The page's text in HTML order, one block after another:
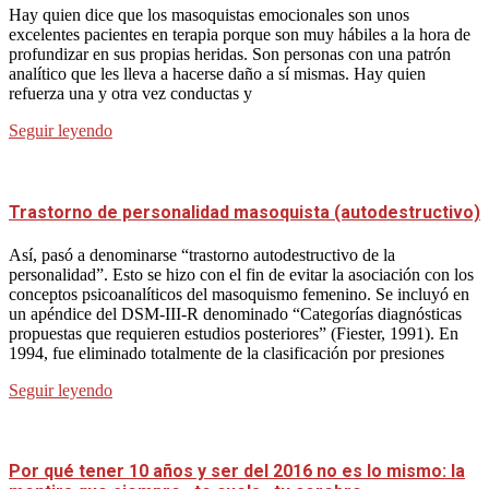
Hay quien dice que los masoquistas emocionales son unos
excelentes pacientes en terapia porque son muy hábiles a la hora de
profundizar en sus propias heridas. Son personas con una patrón
analítico que les lleva a hacerse daño a sí mismas. Hay quien
refuerza una y otra vez conductas y
Seguir leyendo
Trastorno de personalidad masoquista (autodestructivo)
Así, pasó a denominarse “trastorno autodestructivo de la
personalidad”. Esto se hizo con el fin de evitar la asociación con los
conceptos psicoanalíticos del masoquismo femenino. Se incluyó en
un apéndice del DSM-III-R denominado “Categorías diagnósticas
propuestas que requieren estudios posteriores” (Fiester, 1991). En
1994, fue eliminado totalmente de la clasificación por presiones
Seguir leyendo
Por qué tener 10 años y ser del 2016 no es lo mismo: la